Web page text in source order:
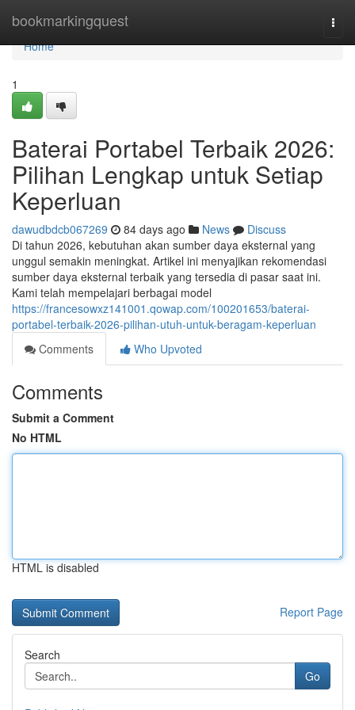
bookmarkingquest
Home
Home
1
Baterai Portabel Terbaik 2026:
Pilihan Lengkap untuk Setiap
Keperluan
dawudbdcb067269 84 days ago News
Discuss
Di tahun 2026, kebutuhan akan sumber daya eksternal yang
unggul semakin meningkat. Artikel ini menyajikan rekomendasi
sumber daya eksternal terbaik yang tersedia di pasar saat ini.
Kami telah mempelajari berbagai model
https://francesowxz141001.qowap.com/100201653/baterai-
portabel-terbaik-2026-pilihan-utuh-untuk-beragam-keperluan
Comments
Who Upvoted
Comments
Submit a Comment
No HTML
HTML is disabled
Report Page
Search
Go